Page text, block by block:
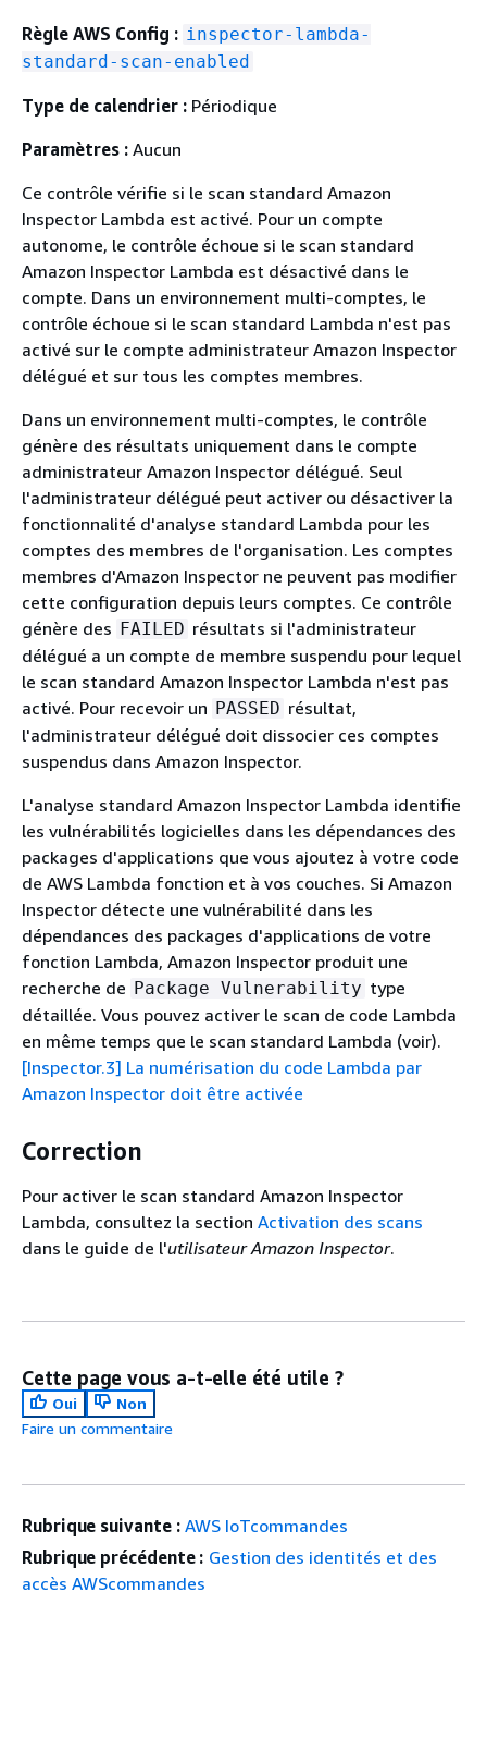
Règle AWS Config : inspector-lambda-
standard-scan-enabled
Type de calendrier : Périodique
Paramètres : Aucun
Ce contrôle vérifie si le scan standard Amazon
Inspector Lambda est activé. Pour un compte
autonome, le contrôle échoue si le scan standard
Amazon Inspector Lambda est désactivé dans le
compte. Dans un environnement multi-comptes, le
contrôle échoue si le scan standard Lambda n'est pas
activé sur le compte administrateur Amazon Inspector
délégué et sur tous les comptes membres.
Dans un environnement multi-comptes, le contrôle
génère des résultats uniquement dans le compte
administrateur Amazon Inspector délégué. Seul
l'administrateur délégué peut activer ou désactiver la
fonctionnalité d'analyse standard Lambda pour les
comptes des membres de l'organisation. Les comptes
membres d'Amazon Inspector ne peuvent pas modifier
cette configuration depuis leurs comptes. Ce contrôle
génère des FAILED résultats si l'administrateur
délégué a un compte de membre suspendu pour lequel
le scan standard Amazon Inspector Lambda n'est pas
activé. Pour recevoir un PASSED résultat,
l'administrateur délégué doit dissocier ces comptes
suspendus dans Amazon Inspector.
L'analyse standard Amazon Inspector Lambda identifie
les vulnérabilités logicielles dans les dépendances des
packages d'applications que vous ajoutez à votre code
de AWS Lambda fonction et à vos couches. Si Amazon
Inspector détecte une vulnérabilité dans les
dépendances des packages d'applications de votre
fonction Lambda, Amazon Inspector produit une
recherche de Package Vulnerability type
détaillée. Vous pouvez activer le scan de code Lambda
en même temps que le scan standard Lambda (voir).
[Inspector.3] La numérisation du code Lambda par
Amazon Inspector doit être activée
Correction
Pour activer le scan standard Amazon Inspector
Lambda, consultez la section Activation des scans
dans le guide de l'utilisateur Amazon Inspector.
Cette page vous a-t-elle été utile ?
Oui
Non
Faire un commentaire
Rubrique suivante : AWS IoTcommandes
Rubrique précédente : Gestion des identités et des
accès AWScommandes